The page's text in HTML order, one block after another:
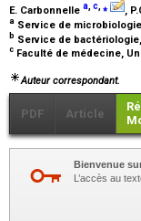
E. Carbonnelle a,c,⁎ ,
a Service de
b Service de
c Faculté de médecine,
Auteur correspondant.
PDF Article
Bienvenue
L’accès au